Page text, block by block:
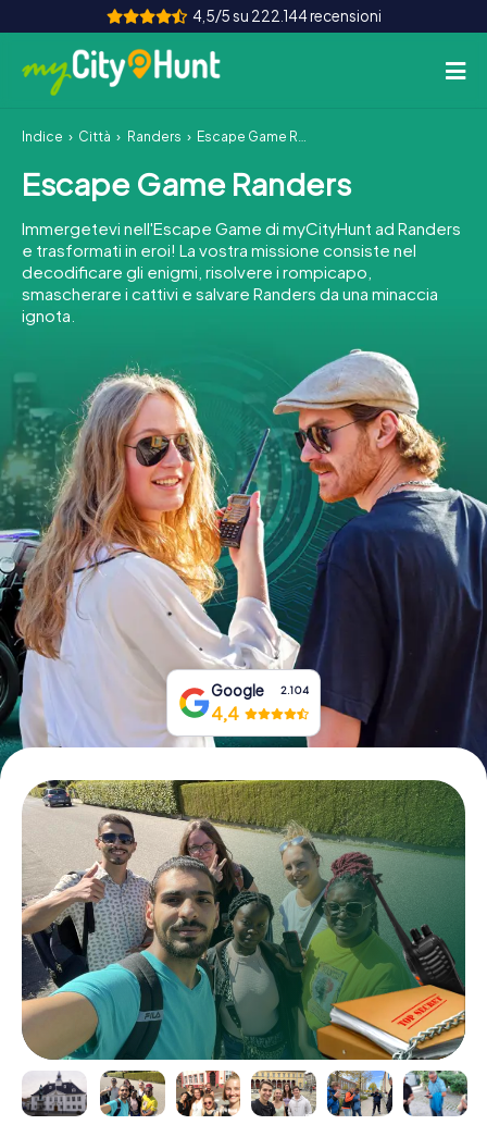
4,5/5 su 222.144 recensioni
Come funziona
Città
Tour
Team Building
INT AT CH
DE
ES
FR UK
IE
IT
NL
Prenota Biglietti
Acquista i Voucher
Indice Città Randers Escape Game Randers
Escape Game Randers
Immergetevi nell'Escape Game di myCityHunt ad Randers
e trasformati in eroi! La vostra missione consiste nel
decodificare gli enigmi, risolvere i rompicapo,
smascherare i cattivi e salvare Randers da una minaccia
ignota.
Google 2.104
4,4